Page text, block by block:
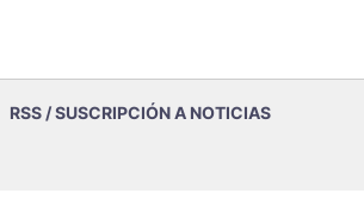
RSS / SUSCRIPCIÓN A NOTICIAS